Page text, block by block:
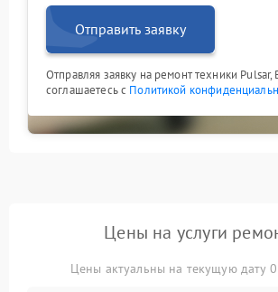
Отправить заявку
Отправляя заявку на ремонт техники Pulsar,
соглашаетесь с Политикой
Цены на услуги
Цены актуальны на текущую дату